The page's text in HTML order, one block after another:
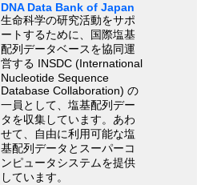
DNA Data Bank of Japan
生命科学の研究活動をサポ
ートするために、国際塩基
配列データベースを協同運
営する INSDC (International
Nucleotide Sequence
Database Collaboration) の
一員として、塩基配列デー
タを収集しています。あわ
せて、自由に利用可能な塩
基配列データとスーパーコ
ンピュータシステムを提供
しています。